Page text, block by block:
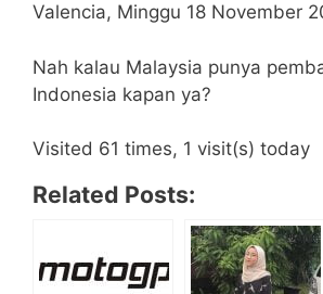
Valencia, Minggu 18 November
Nah kalau Malaysia punya
Indonesia kapan ya?
Visited 61 times, 1 visit(s) today
Related Posts: